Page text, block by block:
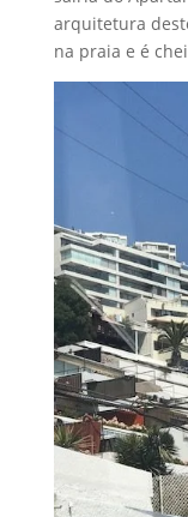
arquitetura
na praia e é